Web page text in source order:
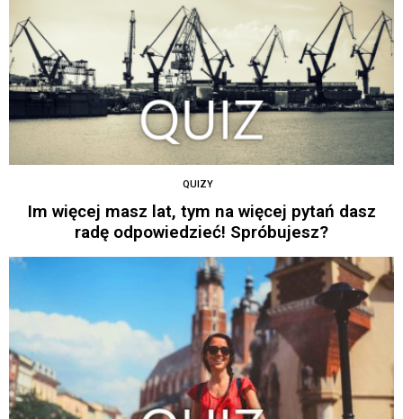
QUIZY
Im więcej masz lat, tym na więcej pytań dasz
radę odpowiedzieć! Spróbujesz?